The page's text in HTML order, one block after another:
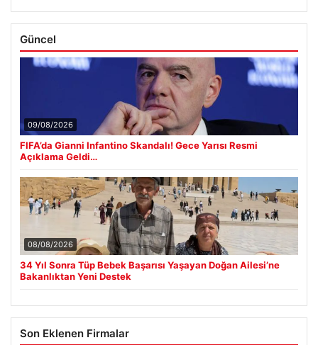
Güncel
09/08/2026
FIFA’da Gianni Infantino Skandalı! Gece Yarısı Resmi
Açıklama Geldi…
08/08/2026
34 Yıl Sonra Tüp Bebek Başarısı Yaşayan Doğan Ailesi’ne
Bakanlıktan Yeni Destek
Son Eklenen Firmalar